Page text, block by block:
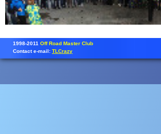
1998-2011 Off Road Master Club
Contact e-mail: TLCrazy